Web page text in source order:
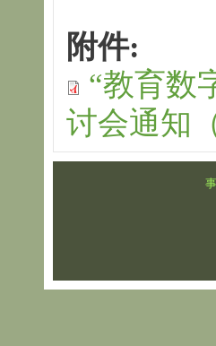
附件:
“教育数
讨会通知